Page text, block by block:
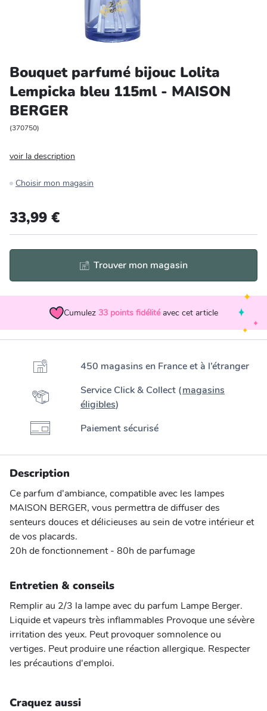
Entretien et rangement
Animalerie
Bricolage et auto
Bouquet parfumé bijouc Lolita
Lempicka bleu 115ml - MAISON
BERGER
(370750)
voir la description
Choisir mon magasin
33,99 €
Trouver mon magasin
Cumulez 33 points fidélité avec cet article
450 magasins en France et à l’étranger
Service Click & Collect (magasins
éligibles)
Paiement sécurisé
Description
Ce parfum d'ambiance, compatible avec les lampes
MAISON BERGER, vous permettra de diffuser des
senteurs douces et délicieuses au sein de votre intérieur et
de vos placards.
20h de fonctionnement - 80h de parfumage
Entretien & conseils
Remplir au 2/3 la lampe avec du parfum Lampe Berger.
Liquide et vapeurs très inflammables Provoque une sévère
irritation des yeux. Peut provoquer somnolence ou
vertiges. Peut produire une réaction allergique. Respecter
les précautions d'emploi.
Craquez aussi